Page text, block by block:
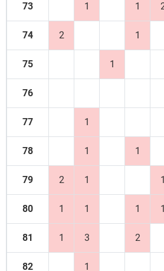
73 1 1
74 2 1
75 1
76
77 1
78 1 1
79 2 1 1
80 1 1 1 1
81 1 3 2
82 1